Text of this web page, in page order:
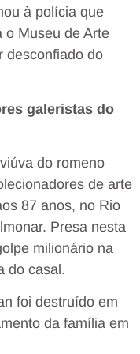
à polícia que
o Museu de Arte
desconfiado do
galeristas do
do romeno
de arte
87 anos, no Rio
Presa nesta
milionário na
do casal.
foi destruído em
da família em